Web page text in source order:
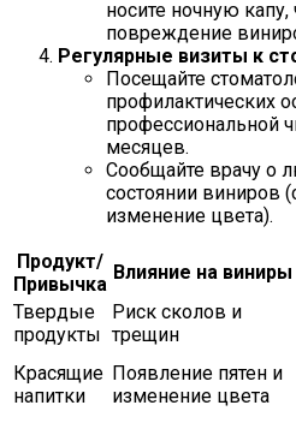
носите ночную
повреждение
Регулярные визиты к
Посещайте
профилактических
профессиональной
месяцев.
Сообщайте врачу о
состоянии виниров
изменение цвета).
Продукт/
Привычка
Влияние на виниры
Твердые
продукты
Риск сколов и
трещин
Красящие
напитки
Появление пятен и
изменение цвета